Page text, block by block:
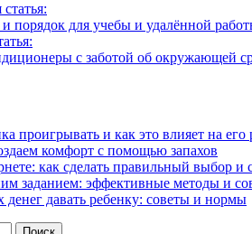
порядок для учебы и удалённой
с заботой об окружающей
проигрывать и как это влияет на его
комфорт с помощью запахов
как сделать правильный выбор и
заданием: эффективные методы и
денег давать ребенку: советы и нормы